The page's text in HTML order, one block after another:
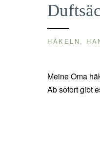
HÄKELN
Meine Oma
Ab sofort gibt